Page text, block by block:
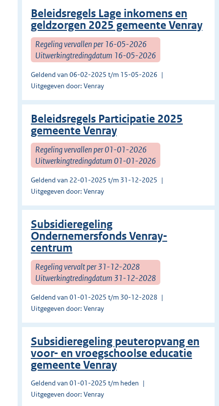
Beleidsregels Lage inkomens en
geldzorgen 2025 gemeente Venray
Regeling vervallen per 16-05-2026
Uitwerkingtredingdatum 16-05-2026
Geldend van 06-02-2025 t/m 15-05-2026
Uitgegeven door: Venray
Beleidsregels Participatie 2025
gemeente Venray
Regeling vervallen per 01-01-2026
Uitwerkingtredingdatum 01-01-2026
Geldend van 22-01-2025 t/m 31-12-2025
Uitgegeven door: Venray
Subsidieregeling
Ondernemersfonds Venray-
centrum
Regeling vervalt per 31-12-2028
Uitwerkingtredingdatum 31-12-2028
Geldend van 01-01-2025 t/m 30-12-2028
Uitgegeven door: Venray
Subsidieregeling peuteropvang en
voor- en vroegschoolse educatie
gemeente Venray
Geldend van 01-01-2025 t/m heden
Uitgegeven door: Venray